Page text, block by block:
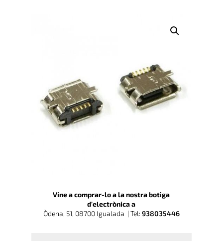
Vine a comprar-lo a la nostra botiga
d’electrònica a
Òdena, 51, 08700 Igualada | Tel: 938035446